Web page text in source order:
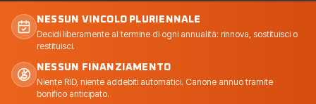
NESSUN VINCOLO PLURIENNALE
Decidi liberamente al termine di ogni annualità: rinnova, sostituisci o
restituisci.
NESSUN FINANZIAMENTO
Niente RID, niente addebiti automatici. Canone annuo tramite
bonifico anticipato.